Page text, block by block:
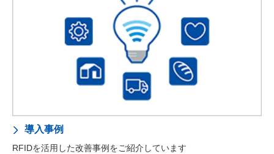
導入事例
RFIDを活用した改善事例をご紹介しています